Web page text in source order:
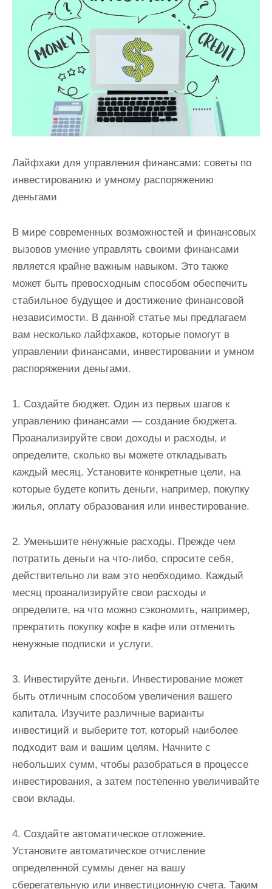
Лайфхаки для управления финансами: советы по
инвестированию и умному распоряжению
деньгами
В мире современных возможностей и финансовых
вызовов умение управлять своими финансами
является крайне важным навыком. Это также
может быть превосходным способом обеспечить
стабильное будущее и достижение финансовой
независимости. В данной статье мы предлагаем
вам несколько лайфхаков, которые помогут в
управлении финансами, инвестировании и умном
распоряжении деньгами.
1. Создайте бюджет. Один из первых шагов к
управлению финансами — создание бюджета.
Проанализируйте свои доходы и расходы, и
определите, сколько вы можете откладывать
каждый месяц. Установите конкретные цели, на
которые будете копить деньги, например, покупку
жилья, оплату образования или инвестирование.
2. Уменьшите ненужные расходы. Прежде чем
потратить деньги на что-либо, спросите себя,
действительно ли вам это необходимо. Каждый
месяц проанализируйте свои расходы и
определите, на что можно сэкономить, например,
прекратить покупку кофе в кафе или отменить
ненужные подписки и услуги.
3. Инвестируйте деньги. Инвестирование может
быть отличным способом увеличения вашего
капитала. Изучите различные варианты
инвестиций и выберите тот, который наиболее
подходит вам и вашим целям. Начните с
небольших сумм, чтобы разобраться в процессе
инвестирования, а затем постепенно увеличивайте
свои вклады.
4. Создайте автоматическое отложение.
Установите автоматическое отчисление
определенной суммы денег на вашу
сберегательную или инвестиционную счета. Таким